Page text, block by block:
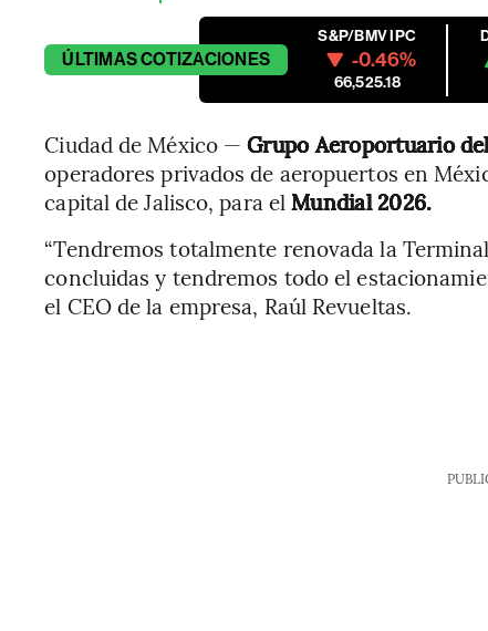
ÚLTIMASCOTIZACIONES
S&P/BMV IPC
-0.46%
66,525.18
Ciudad de México —Grupo Aeroportuario
operadores privados de aeropuertos en
capital de Jalisco, para elMundial 2026.
“Tendremos totalmente renovada la
concluidas y tendremos todo el
el CEO de la empresa, Raúl Revueltas.